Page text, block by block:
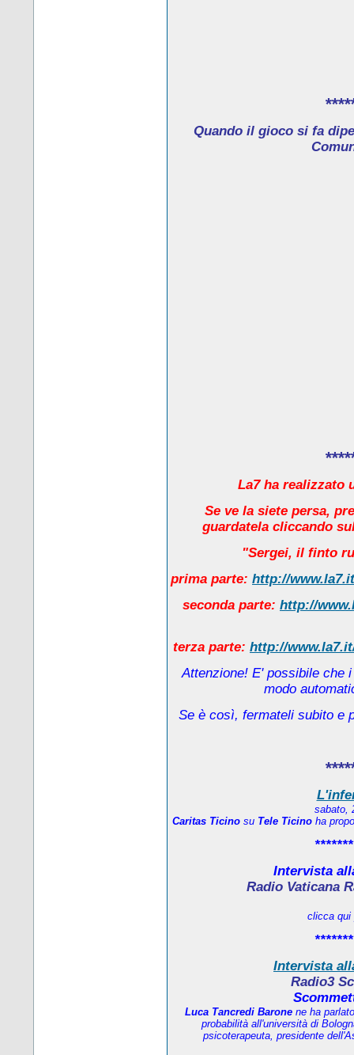
Quando il gioco si fa
La7 ha realizzato
Se ve la siete persa,
guardatela cliccando
"Sergei, il finto
prima parte: http://
seconda parte: http://
terza parte: http://
Attenzione! E' possibile che
modo
Se è così, fermateli subito e
sabato,
Caritas Ticinosu Tele Ticinoha
Intervista
Radio Vaticana
clicca
Intervista
Radio3
Luca Tancredi Barone ne ha
probabilità all'università di
psicoterapeuta, presidente